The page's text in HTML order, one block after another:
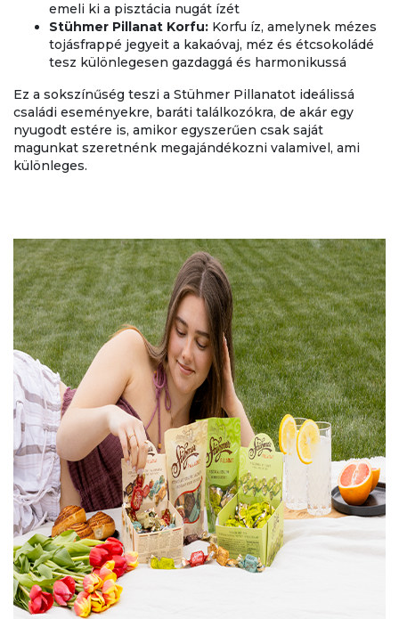
emeli ki a pisztácia nugát ízét
Stühmer Pillanat Korfu: Korfu íz, amelynek mézes
tojásfrappé jegyeit a kakaóvaj, méz és étcsokoládé
tesz különlegesen gazdaggá és harmonikussá
Ez a sokszínűség teszi a Stühmer Pillanatot ideálissá
családi eseményekre, baráti találkozókra, de akár egy
nyugodt estére is, amikor egyszerűen csak saját
magunkat szeretnénk megajándékozni valamivel, ami
különleges.